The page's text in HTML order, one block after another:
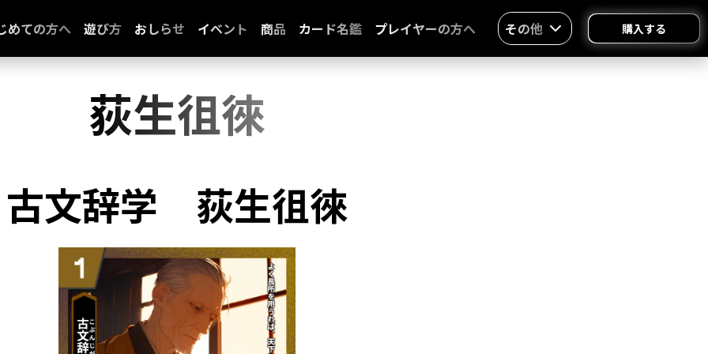
めての方へ 遊び方 おしらせ イベント 商品 カード名鑑 プレイヤーの方へ その他 購入する
荻生徂徠
古文辞学 荻生徂徠